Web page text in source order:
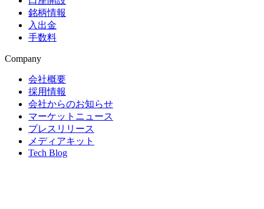
銘柄情報
入出金
手数料
Company
会社概要
採用情報
会社からのお知らせ
マーケットニュース
プレスリリース
メディアキット
Tech Blog